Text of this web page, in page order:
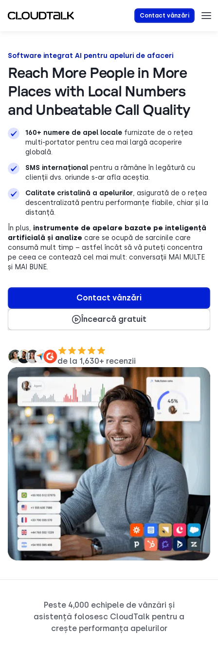
Contact vânzări
Software integrat AI pentru apeluri de afaceri
Reach More People in More
Places with Local Numbers
and Unbeatable Call Quality
160+ numere de apel locale furnizate de o rețea
multi-portator pentru cea mai largă acoperire
globală.
SMS internațional pentru a rămâne în legătură cu
clienții dvs. oriunde s-ar afla aceștia.
Calitate cristalină a apelurilor , asigurată de o rețea
descentralizată pentru performanțe fiabile, chiar și la
distanță.
În plus, instrumente de apelare bazate pe inteligență
artificială și analize care se ocupă de sarcinile care
consumă mult timp – astfel încât să vă puteți concentra
pe ceea ce contează cel mai mult: conversații MAI MULTE
și MAI BUNE.
Contact vânzări
Încearcă gratuit
de la 1,630+ recenzii
Peste 4,000 echipele de vânzări și
asistență folosesc CloudTalk pentru a
crește performanța apelurilor